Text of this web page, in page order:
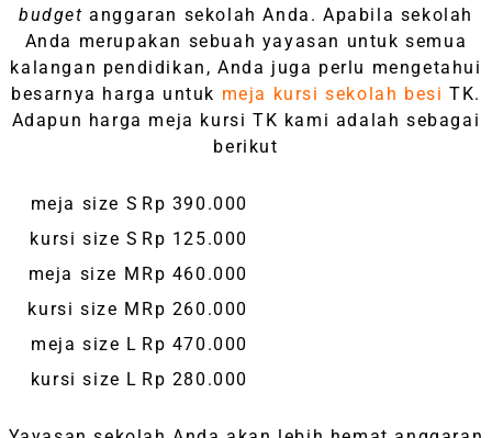
budget anggaran sekolah Anda. Apabila sekolah
Anda merupakan sebuah yayasan untuk semua
kalangan pendidikan, Anda juga perlu mengetahui
besarnya harga untuk meja kursi sekolah besiTK.
Adapun harga meja kursi TK kami adalah sebagai
berikut
meja size S Rp 390.000
kursi size S Rp 125.000
meja size M Rp 460.000
kursi size M Rp 260.000
meja size L Rp 470.000
kursi size L Rp 280.000